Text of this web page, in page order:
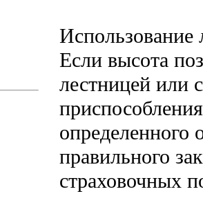
Использование
Если высота
лестницей или
определенного
правильного
страховочных